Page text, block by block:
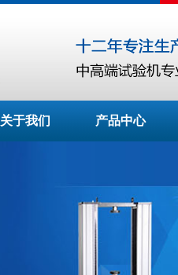
关于我们 产品中心